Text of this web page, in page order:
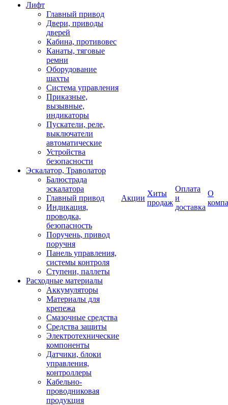
Лифт
Главный привод
Двери, приводы
дверей
Кабина, противовес
Канаты, тяговые
ремни
Оборудование
шахты
Система управления
Приказные,
вызывные,
индикаторы
Пускатели, реле,
выключатели
автоматические
Устройства
безопасности
Эскалатор, Траволатор
Балюстрада
эскалатора
Главный привод
Индикация,
проводка,
безопасность
Поручень, привод
поручня
Панель управления,
системы контроля
Ступени, паллеты
Расходные материалы
Аккумуляторы
Материалы для
крепежа
Смазочные средства
Средства защиты
Электротехнические
компоненты
Датчики, блоки
управления,
контроллеры
Кабельно-
проводниковая
продукция
Акции
Хиты
продаж
Оплата
и
доставка
О